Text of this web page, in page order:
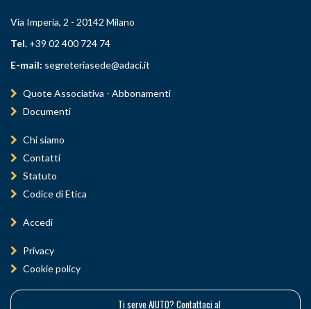
Via Imperia, 2 - 20142 Milano
Tel. +39 02 400 724 74
E-mail: segreteriasede@adaci.it
Quote Associativa - Abbonamenti
Documenti
Chi siamo
Contatti
Statuto
Codice di Etica
Accedi
Privacy
Cookie policy
Ti serve AIUTO? Contattaci al